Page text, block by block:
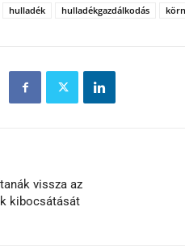
hulladék hulladékgazdálkodás
vissza az
kibocsátását